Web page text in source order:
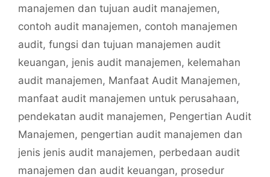
manajemen dan tujuan audit manajemen,
contoh audit manajemen, contoh manajemen
audit, fungsi dan tujuan manajemen audit
keuangan, jenis audit manajemen, kelemahan
audit manajemen, Manfaat Audit Manajemen,
manfaat audit manajemen untuk perusahaan,
pendekatan audit manajemen, Pengertian Audit
Manajemen, pengertian audit manajemen dan
jenis jenis audit manajemen, perbedaan audit
manajemen dan audit keuangan, prosedur